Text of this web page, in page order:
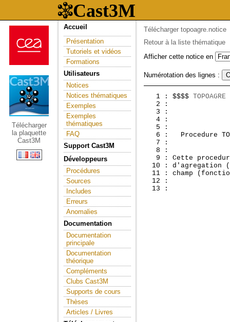
Télécharger
la plaquette
Cast3M
Accueil
Présentation
Tutoriels et vidéos
Formations
Utilisateurs
Notices
Notices thématiques
Exemples
Exemples
thématiques
FAQ
Support Cast3M
Développeurs
Procédures
Sources
Includes
Erreurs
Anomalies
Documentation
Documentation
principale
Documentation
théorique
Compléments
Clubs Cast3M
Supports de cours
Thèses
Articles / Livres
Télécharger topoagre.notice
Retour à la liste thématique
Afficher cette notice en
Numérotation des lignes :
   1 : $$$$
TOPOAGRE
2 :
   3 :
   4 :
   5 :
   6 :
Procedure
   7 :
   8 :
9 : Cette
10 : d'agregation
11 : champ
  12 :